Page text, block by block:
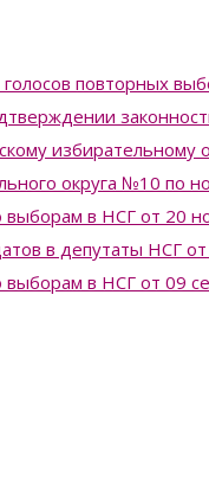
повторных
избирательному
округа №10 по
в НСГ от 20
в депутаты НСГ
в НСГ от 09